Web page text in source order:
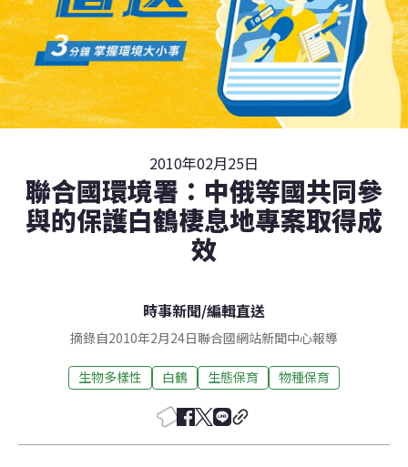
2010年02月25日
聯合國環境署：中俄等國共同參
與的保護白鶴棲息地專案取得成
效
時事新聞/編輯直送
摘錄自2010年2月24日聯合國網站新聞中心報導
生物多樣性 白鶴 生態保育 物種保育